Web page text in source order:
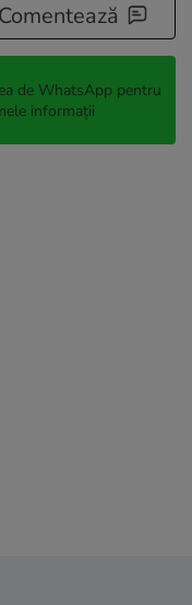
Comentează
de WhatsApp pentru
informații